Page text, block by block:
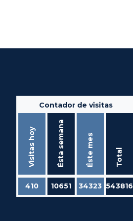
Contador de visitas
Visitas hoy Ésta semana Éste mes Total
410 10651 34323 543816